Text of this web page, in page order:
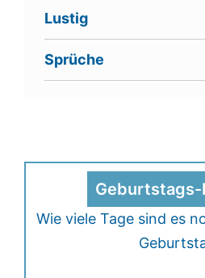
Lustig
Sprüche
Geburtstags-
Wie viele Tage sind es